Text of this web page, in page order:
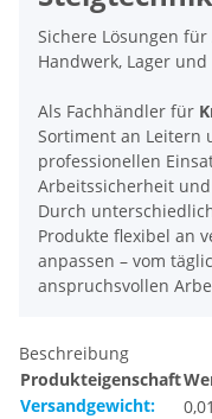
Sichere Lösungen
Handwerk, Lager
Als Fachhändler für
Sortiment an Leitern
professionellen
Arbeitssicherheit
Durch
Produkte flexibel an
anpassen – vom
anspruchsvollen
Beschreibung
Produkteigenschaft
Versandgewicht: